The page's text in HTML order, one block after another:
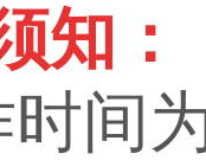
知：
间